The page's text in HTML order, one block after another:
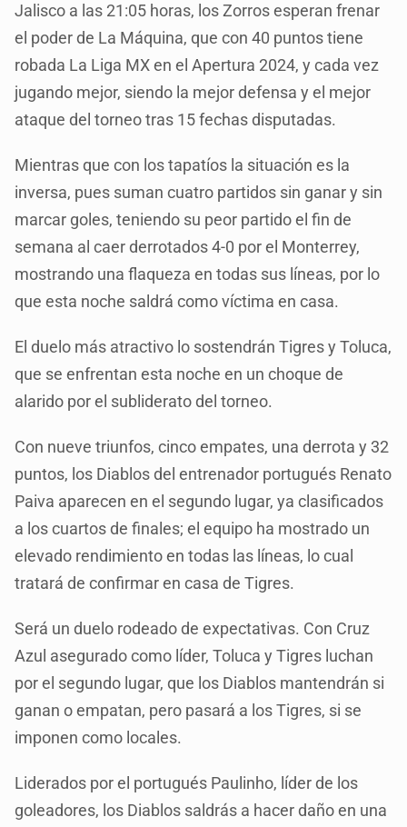
Jalisco a las 21:05 horas, los Zorros esperan frenar
el poder de La Máquina, que con 40 puntos tiene
robada La Liga MX en el Apertura 2024, y cada vez
jugando mejor, siendo la mejor defensa y el mejor
ataque del torneo tras 15 fechas disputadas.
Mientras que con los tapatíos la situación es la
inversa, pues suman cuatro partidos sin ganar y sin
marcar goles, teniendo su peor partido el fin de
semana al caer derrotados 4-0 por el Monterrey,
mostrando una flaqueza en todas sus líneas, por lo
que esta noche saldrá como víctima en casa.
El duelo más atractivo lo sostendrán Tigres y Toluca,
que se enfrentan esta noche en un choque de
alarido por el subliderato del torneo.
Con nueve triunfos, cinco empates, una derrota y 32
puntos, los Diablos del entrenador portugués Renato
Paiva aparecen en el segundo lugar, ya clasificados
a los cuartos de finales; el equipo ha mostrado un
elevado rendimiento en todas las líneas, lo cual
tratará de confirmar en casa de Tigres.
Será un duelo rodeado de expectativas. Con Cruz
Azul asegurado como líder, Toluca y Tigres luchan
por el segundo lugar, que los Diablos mantendrán si
ganan o empatan, pero pasará a los Tigres, si se
imponen como locales.
Liderados por el portugués Paulinho, líder de los
goleadores, los Diablos saldrás a hacer daño en una